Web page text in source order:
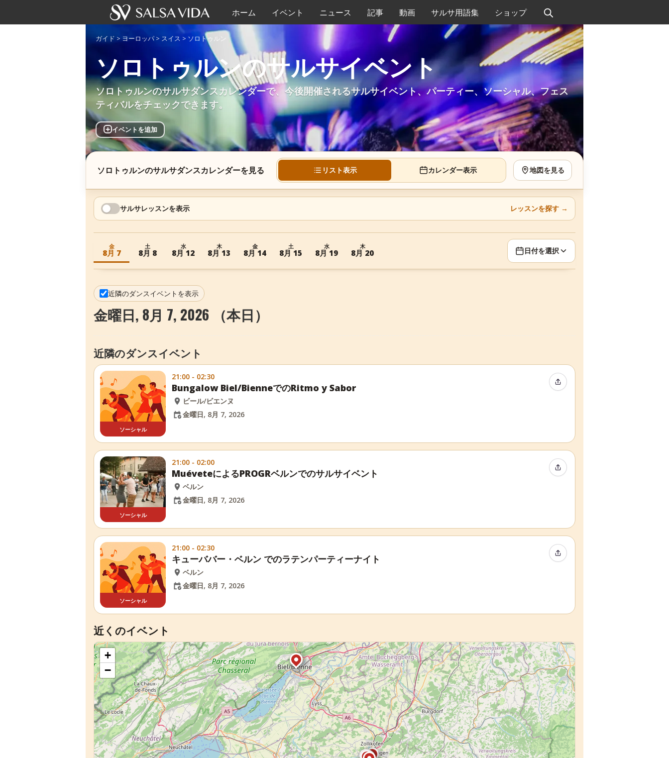
ホーム イベント ニュース 記事 動画 サルサ用語集 ショップ
ガイド > ヨーロッパ > スイス > ソロトゥルン
ソロトゥルンのサルサイベント
ソロトゥルンのサルサダンスカレンダーで、今後開催されるサルサイベント、パーティー、ソーシャル、フェス
ティバルをチェックできます。
+ イベントを追加
ソロトゥルンのサルサダンスカレンダーを見る リスト表示 カレンダー表示 地図を見る
サルサレッスンを表示 レッスンを探す →
金
8月 7
土
8月 8
水
8月 12
木
8月 13
金
8月 14
土
8月 15
水
8月 19
木
8月 20 日付を選択
近隣のダンスイベントを表示
金曜日, 8月 7, 2026 （本日）
近隣のダンスイベント
ソーシャル
21:00 - 02:30
Bungalow Biel/BienneでのRitmo y Sabor
ビール/ビエンヌ
金曜日, 8月 7, 2026
イベントをシェア
ソーシャル
21:00 - 02:00
MuéveteによるPROGRベルンでのサルサイベント
ベルン
金曜日, 8月 7, 2026
イベントをシェア
ソーシャル
21:00 - 02:30
キューババー・ベルン でのラテンパーティーナイト
ベルン
金曜日, 8月 7, 2026
イベントをシェア
近くのイベント
+
−